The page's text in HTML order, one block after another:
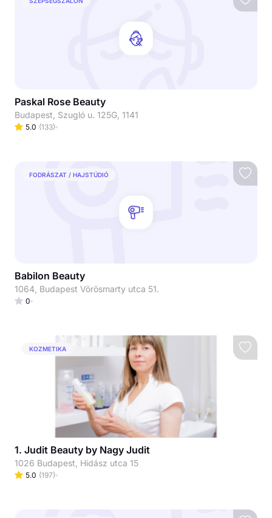
Paskal Rose Beauty
Budapest, Szugló u. 125G, 1141
5.0 (133)
FODRÁSZAT / HAJSTÚDIÓ
Babilon Beauty
1064, Budapest Vörösmarty utca 51.
0
KOZMETIKA
1. Judit Beauty by Nagy Judit
1026 Budapest, Hidász utca 15
5.0 (197)